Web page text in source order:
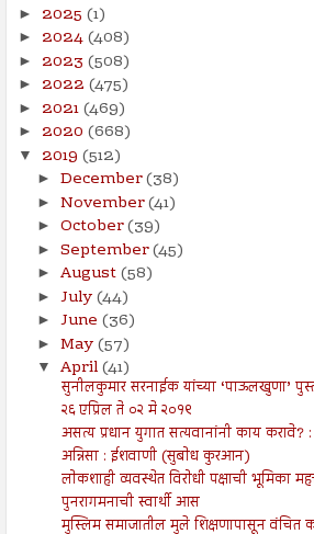
► 2025 (1)
► 2024(408)
► 2023 (508)
► 2022 (475)
► 2021(469)
► 2020 (668)
▼ 2019 (512)
► December(38)
► November(41)
► October(39)
► September(45)
► August(58)
► July(44)
► June (36)
► May(57)
▼ April(41)
सुनीलकुमार सरनाईक यांच्या ‘पाऊलखुणा’
२६ एप्रिल ते ०२ मे २०१९
असत्य प्रधान युगात सत्यवानांनी काय करावे? :
अन्निसा : ईशवाणी (सुबोध कुरआन)
लोकशाही व्यवस्थेत विरोधी पक्षाची भूमिका
पुनरागमनाची स्वार्थी आस
मुस्लिम समाजातील मुले शिक्षणापासून वंचित